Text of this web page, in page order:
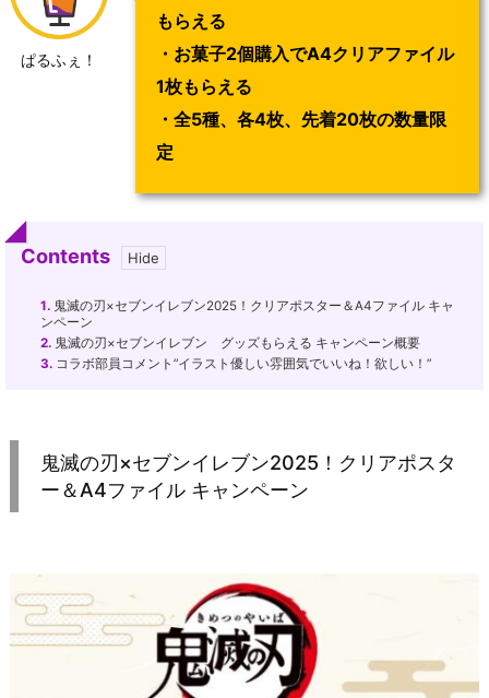
ぱるふぇ！
もらえる
・お菓子2個購入でA4クリアファイル
1枚もらえる
・全5種、各4枚、先着20枚の数量限
定
Contents
1. 鬼滅の刃×セブンイレブン2025！クリアポスター＆A4ファイル キャ
ンペーン
2. 鬼滅の刃×セブンイレブン グッズもらえる キャンペーン概要
3. コラボ部員コメント”イラスト優しい雰囲気でいいね！欲しい！”
鬼滅の刃×セブンイレブン2025！クリアポスタ
ー＆A4ファイル キャンペーン